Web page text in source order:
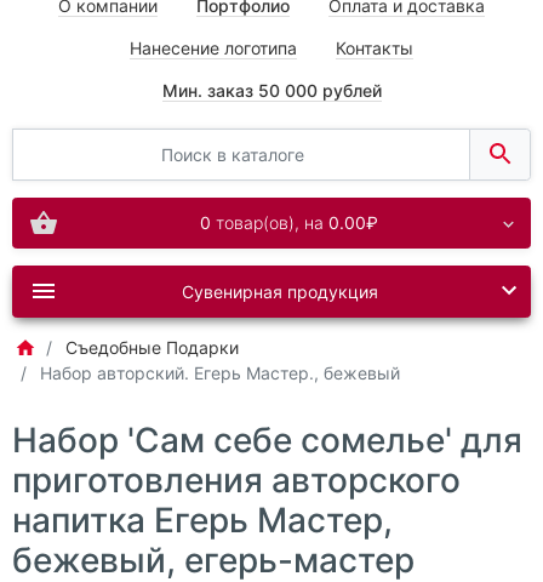
О компании Портфолио Оплата и доставка
Нанесение логотипа Контакты
Мин. заказ 50 000 рублей
0 товар(ов), на 0.00₽
Сувенирная продукция
Съедобные Подарки
Набор авторский. Егерь Мастер., бежевый
Набор 'Сам себе сомелье' для
приготовления авторского
напитка Егерь Мастер,
бежевый, егерь-мастер